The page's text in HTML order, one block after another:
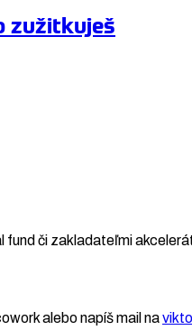
zužitkuješ
či zakladateľmi
alebo napíš mail na